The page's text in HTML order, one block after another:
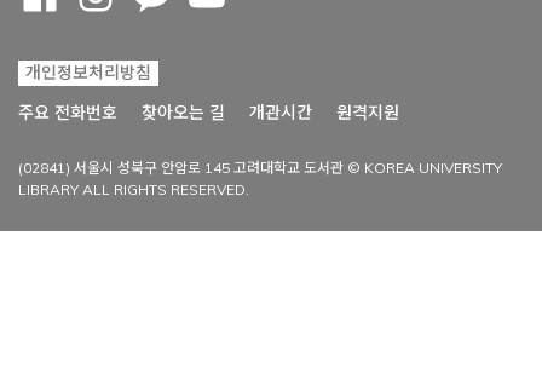
개인정보처리방침
주요 전화번호
찾아오는 길 개관시간 원격지원
(02841) 서울시 성북구 안암로 145 고려대학교 도서관 © KOREA UNIVERSITY
LIBRARY ALL RIGHTS RESERVED.